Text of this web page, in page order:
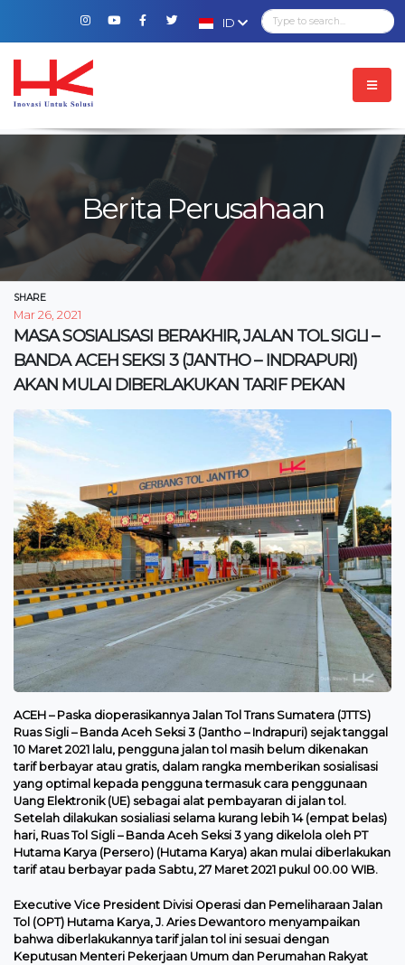
ID
Berita Perusahaan
SHARE
Mar 26, 2021
MASA SOSIALISASI BERAKHIR, JALAN TOL SIGLI –
BANDA ACEH SEKSI 3 (JANTHO – INDRAPURI)
AKAN MULAI DIBERLAKUKAN TARIF PEKAN
ACEH – Paska dioperasikannya Jalan Tol Trans Sumatera (JTTS)
Ruas Sigli – Banda Aceh Seksi 3 (Jantho – Indrapuri) sejak tanggal
10 Maret 2021 lalu, pengguna jalan tol masih belum dikenakan
tarif berbayar atau gratis, dalam rangka memberikan sosialisasi
yang optimal kepada pengguna termasuk cara penggunaan
Uang Elektronik (UE) sebagai alat pembayaran di jalan tol.
Setelah dilakukan sosialiasi selama kurang lebih 14 (empat belas)
hari, Ruas Tol Sigli – Banda Aceh Seksi 3 yang dikelola oleh PT
Hutama Karya (Persero) (Hutama Karya) akan mulai diberlakukan
tarif atau berbayar pada Sabtu, 27 Maret 2021 pukul 00.00 WIB.
Executive Vice President Divisi Operasi dan Pemeliharaan Jalan
Tol (OPT) Hutama Karya, J. Aries Dewantoro menyampaikan
bahwa diberlakukannya tarif jalan tol ini sesuai dengan
Keputusan Menteri Pekerjaan Umum dan Perumahan Rakyat